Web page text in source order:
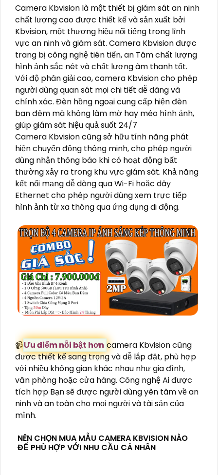
Camera Kbvision là một thiết bị giám sát an ninh
chất lượng cao được thiết kế và sản xuất bởi
Kbvision, một thương hiệu nổi tiếng trong lĩnh
vực an ninh và giám sát. Camera Kbvision được
trang bị công nghệ tiên tiến, an Tâm chất lượng
hình ảnh sắc nét và chất lượng âm thanh tốt.
Với độ phân giải cao, camera Kbvision cho phép
người dùng quan sát mọi chi tiết dễ dàng và
chính xác. Đèn hồng ngoại cung cấp hiện đèn
ban đêm mà không làm mờ hay méo hình ảnh,
giúp giám sát hiệu quả suốt 24/7
Camera Kbvision cũng sở hữu tính năng phát
hiện chuyển động thông minh, cho phép người
dùng nhận thông báo khi có hoạt động bất
thường xảy ra trong khu vực giám sát. Khả năng
kết nối mạng dễ dàng qua Wi-Fi hoặc dây
Ethernet cho phép người dùng xem trực tiếp
hình ảnh từ xa thông qua ứng dụng di động.
📹Ưu điểm nỗi bật hơn camera Kbvision cũng
được thiết kế sang trọng và dễ lắp đặt, phù hợp
với nhiều không gian khác nhau như gia đình,
văn phòng hoặc cửa hàng. Công nghệ Ai được
tích hợp Bạn sẽ được người dùng yên tâm về an
ninh và an toàn cho mọi người và tài sản của
mình.
NÊN CHỌN MUA MẪU CAMERA KBVISION NÀO
ĐỂ PHÙ HỢP VỚI NHU CẦU CÁ NHÂN